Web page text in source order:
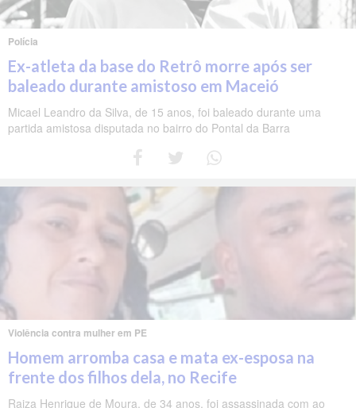
Polícia
Ex-atleta da base do Retrô morre após ser
baleado durante amistoso em Maceió
Micael Leandro da Silva, de 15 anos, foi baleado durante uma
partida amistosa disputada no bairro do Pontal da Barra
Violência contra mulher em PE
Homem arromba casa e mata ex-esposa na
frente dos filhos dela, no Recife
Raiza Henrique de Moura, de 34 anos, foi assassinada com ao